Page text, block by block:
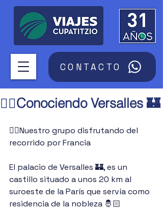
CONTACTO
🚶‍♂️Conociendo Versalles 🏰
🚶‍♂️Nuestro grupo disfrutando del
recorrido por Francia
El palacio de Versalles 🏰, es un
castillo situado a unos 20 km al
suroeste de la París que servía como
residencia de la nobleza 🤴🏻